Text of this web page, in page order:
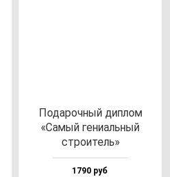
Пода­роч­ный дип­лом
«Самый ге­ни­аль­ный
стро­итель»
1790 руб